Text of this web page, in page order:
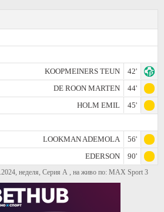
KOOPMEINERS TEUN
42'
DE ROON MARTEN
44'
HOLM EMIL
45'
LOOKMAN ADEMOLA
56'
EDERSON
90'
неделя, Серия А , на живо по: MAX Sport 3